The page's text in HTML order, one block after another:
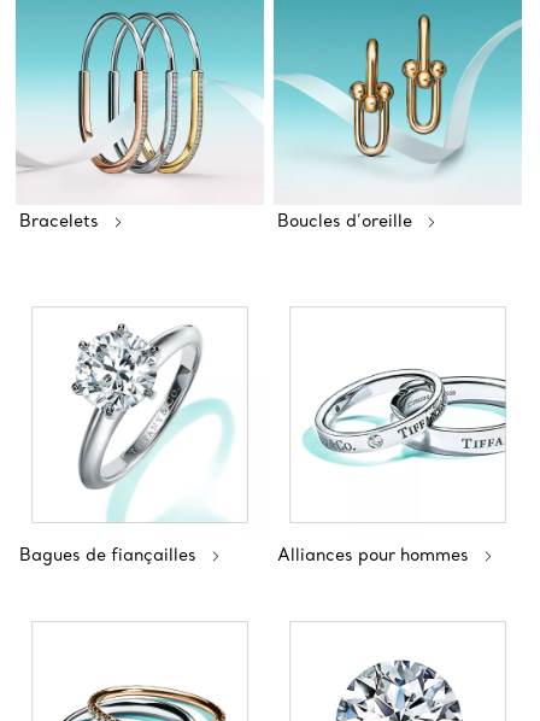
Bracelets Boucles d’oreille
Bagues de fiançailles Alliances pour hommes